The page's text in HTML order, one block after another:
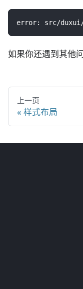
error: src/duxui/
如果你还遇到其他
上一页
样式布局